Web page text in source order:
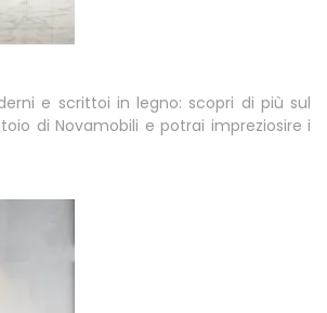
e scrittoi in legno: scopri di più sul
di Novamobili e potrai impreziosire i